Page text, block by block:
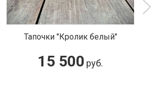
Креманка "Дочь
83 200